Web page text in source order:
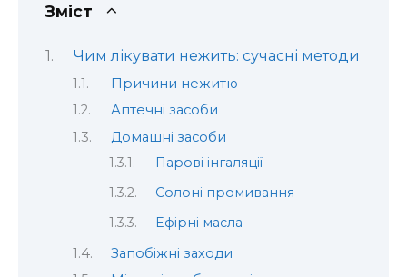
Зміст
Чим лікувати нежить: сучасні методи
Причини нежитю
Аптечні засоби
Домашні засоби
Парові інгаляції
Солоні промивання
Ефірні масла
Запобіжні заходи